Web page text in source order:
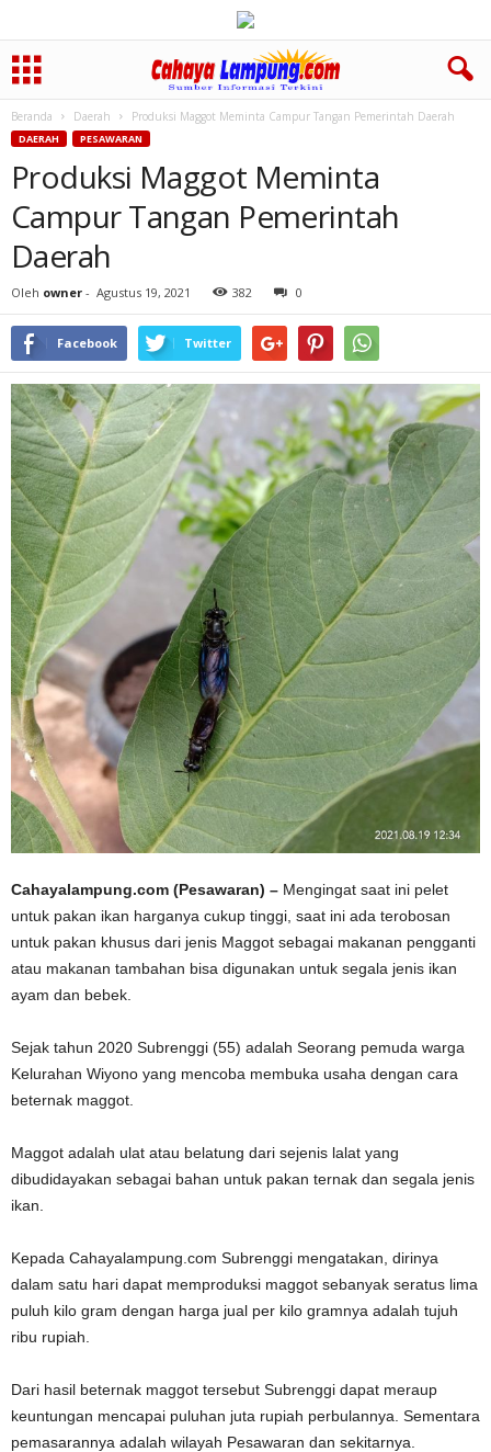
Beranda Daerah Produksi Maggot Meminta Campur Tangan Pemerintah Daerah
DAERAH PESAWARAN
Produksi Maggot Meminta
Campur Tangan Pemerintah
Daerah
Oleh owner - Agustus 19, 2021 382 0
Facebook Twitter
Cahayalampung.com (Pesawaran) – Mengingat saat ini pelet
untuk pakan ikan harganya cukup tinggi, saat ini ada terobosan
untuk pakan khusus dari jenis Maggot sebagai makanan pengganti
atau makanan tambahan bisa digunakan untuk segala jenis ikan
ayam dan bebek.
Sejak tahun 2020 Subrenggi (55) adalah Seorang pemuda warga
Kelurahan Wiyono yang mencoba membuka usaha dengan cara
beternak maggot.
Maggot adalah ulat atau belatung dari sejenis lalat yang
dibudidayakan sebagai bahan untuk pakan ternak dan segala jenis
ikan.
Kepada Cahayalampung.com Subrenggi mengatakan, dirinya
dalam satu hari dapat memproduksi maggot sebanyak seratus lima
puluh kilo gram dengan harga jual per kilo gramnya adalah tujuh
ribu rupiah.
Dari hasil beternak maggot tersebut Subrenggi dapat meraup
keuntungan mencapai puluhan juta rupiah perbulannya. Sementara
pemasarannya adalah wilayah Pesawaran dan sekitarnya.